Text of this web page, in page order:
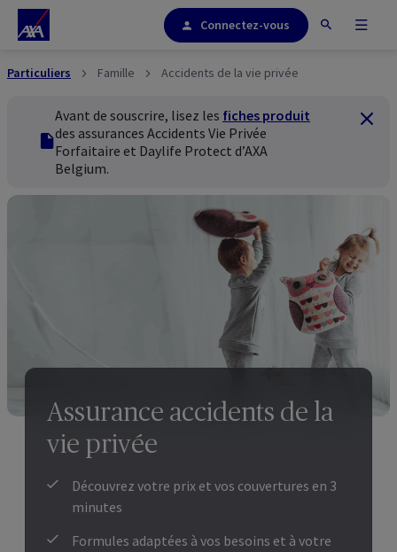
Connectez-vous
Particuliers Famille Accidents de la vie privée
fiches produit
Avant de souscrire, lisez les fiches produit
des assurances Accidents Vie Privée
Forfaitaire et Daylife Protect d’AXA
Belgium.
Assurance accidents de la
vie privée
Découvrez votre prix et vos couvertures en 3
minutes
Formules adaptées à vos besoins et à votre